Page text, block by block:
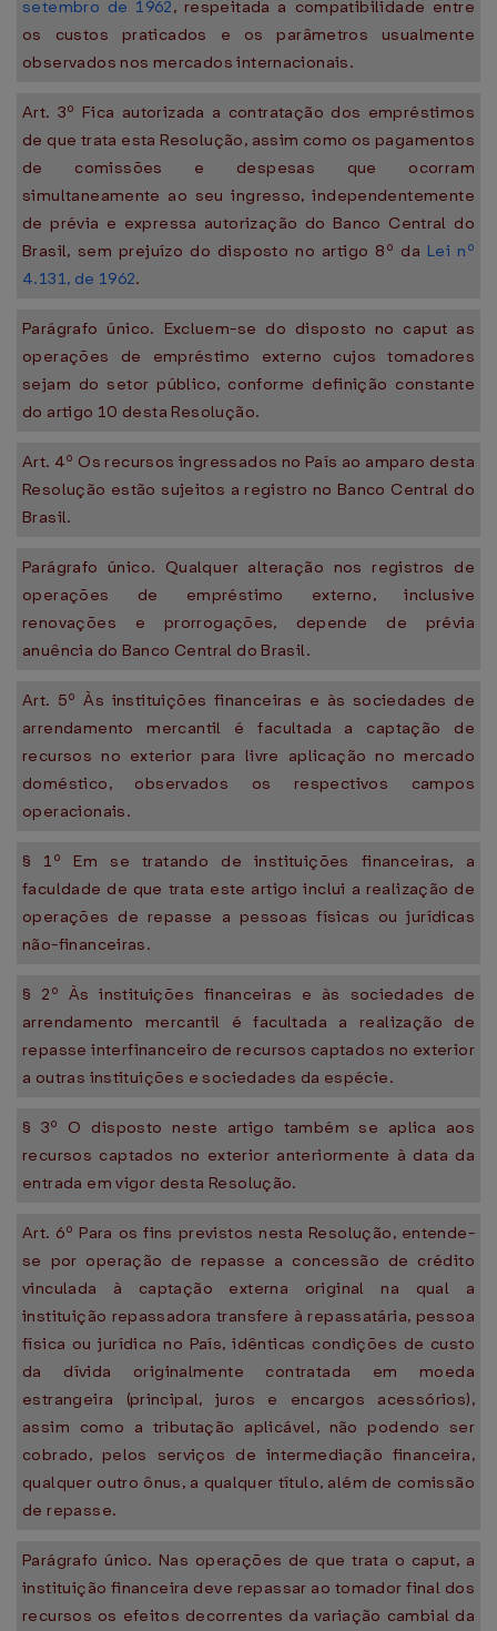
setembro de 1962, respeitada a compatibilidade entre
os custos praticados e os parâmetros usualmente
observados nos mercados internacionais.
Art. 3º Fica autorizada a contratação dos empréstimos
de que trata esta Resolução, assim como os pagamentos
de comissões e despesas que ocorram
simultaneamente ao seu ingresso, independentemente
de prévia e expressa autorização do Banco Central do
Brasil, sem prejuízo do disposto no artigo 8º da Lei nº
4.131, de 1962.
Parágrafo único. Excluem-se do disposto no caput as
operações de empréstimo externo cujos tomadores
sejam do setor público, conforme definição constante
do artigo 10 desta Resolução.
Art. 4º Os recursos ingressados no País ao amparo desta
Resolução estão sujeitos a registro no Banco Central do
Brasil.
Parágrafo único. Qualquer alteração nos registros de
operações de empréstimo externo, inclusive
renovações e prorrogações, depende de prévia
anuência do Banco Central do Brasil.
Art. 5º Às instituições financeiras e às sociedades de
arrendamento mercantil é facultada a captação de
recursos no exterior para livre aplicação no mercado
doméstico, observados os respectivos campos
operacionais.
§ 1º Em se tratando de instituições financeiras, a
faculdade de que trata este artigo inclui a realização de
operações de repasse a pessoas físicas ou jurídicas
não-financeiras.
§ 2º Às instituições financeiras e às sociedades de
arrendamento mercantil é facultada a realização de
repasse interfinanceiro de recursos captados no exterior
a outras instituições e sociedades da espécie.
§ 3º O disposto neste artigo também se aplica aos
recursos captados no exterior anteriormente à data da
entrada em vigor desta Resolução.
Art. 6º Para os fins previstos nesta Resolução, entende-
se por operação de repasse a concessão de crédito
vinculada à captação externa original na qual a
instituição repassadora transfere à repassatária, pessoa
física ou jurídica no País, idênticas condições de custo
da dívida originalmente contratada em moeda
estrangeira (principal, juros e encargos acessórios),
assim como a tributação aplicável, não podendo ser
cobrado, pelos serviços de intermediação financeira,
qualquer outro ônus, a qualquer título, além de comissão
de repasse.
Parágrafo único. Nas operações de que trata o caput, a
instituição financeira deve repassar ao tomador final dos
recursos os efeitos decorrentes da variação cambial da